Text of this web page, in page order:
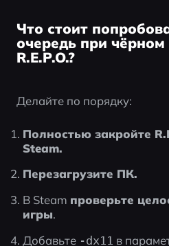
Что стоит
очередь при чёрном
R.E.P.O.?
Делайте по порядку:
Полностью закройте
Steam.
Перезагрузите ПК.
В Steam проверьте
игры.
Добавьте -dx11 в